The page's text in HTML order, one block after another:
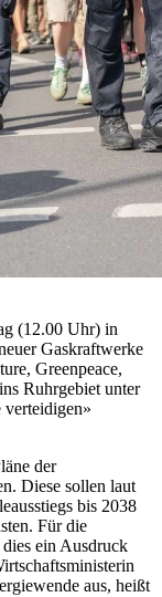
(12.00 Uhr) in
Gaskraftwerke
Greenpeace,
Ruhrgebiet unter
der
Diese sollen laut
bis 2038
Für die
ein Ausdruck
aus, heißt